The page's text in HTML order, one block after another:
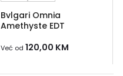
Bvlgari Omnia
Amethyste EDT
Već od 120,00 KM